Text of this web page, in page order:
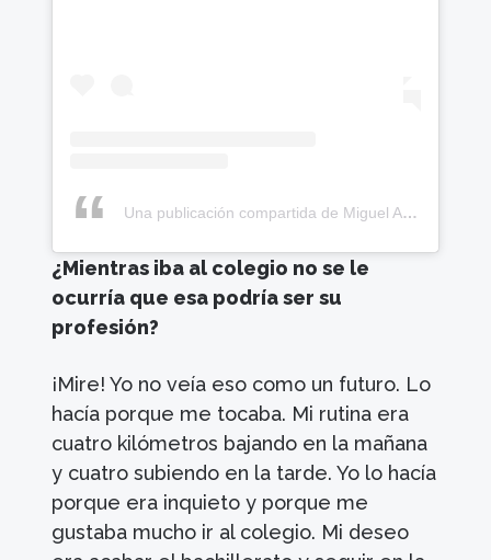
Una publicación compartida de Miguel Angel López moreno (@miguelsuperlopez)
¿Mientras iba al colegio no se le
ocurría que esa podría ser su
profesión?
¡Mire! Yo no veía eso como un futuro. Lo
hacía porque me tocaba. Mi rutina era
cuatro kilómetros bajando en la mañana
y cuatro subiendo en la tarde. Yo lo hacía
porque era inquieto y porque me
gustaba mucho ir al colegio. Mi deseo